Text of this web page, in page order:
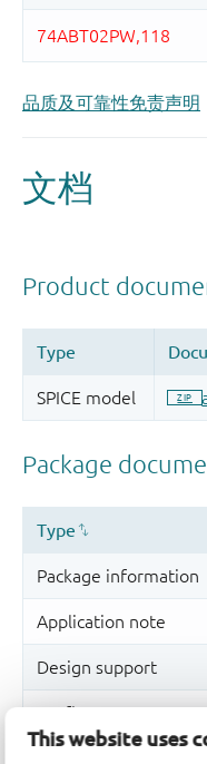
This website uses
品质及可靠性免责声明